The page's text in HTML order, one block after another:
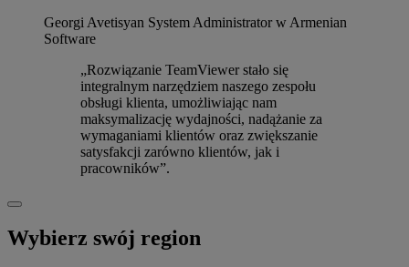
Georgi Avetisyan System Administrator w Armenian
Software
„Rozwiązanie TeamViewer stało się
integralnym narzędziem naszego zespołu
obsługi klienta, umożliwiając nam
maksymalizację wydajności, nadążanie za
wymaganiami klientów oraz zwiększanie
satysfakcji zarówno klientów, jak i
pracowników”.
Wybierz swój region